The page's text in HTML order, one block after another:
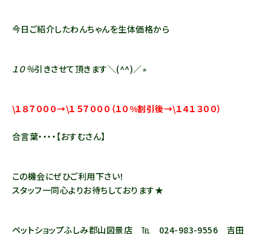
今日ご紹介したわんちゃんを生体価格から
１０％引きさせて頂きます＼(^^)／⋆
\１８７０００→\１５７０００（１０%割引後→\１４１３００）
合言葉・・・・【おすむさん】
この機会にぜひご利用下さい！
スタッフ一同心よりお待ちしております★
ペットショップふしみ郡山図景店 ℡ 024-983-9556 吉田